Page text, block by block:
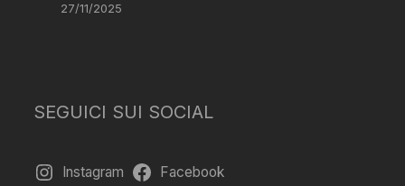
27/11/2025
SEGUICI SUI SOCIAL
Instagram Facebook